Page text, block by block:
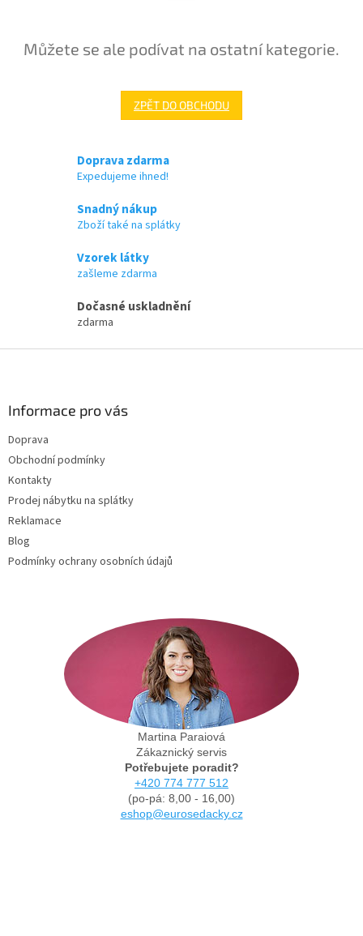
Můžete se ale podívat na ostatní kategorie.
ZPĚT DO OBCHODU
Doprava zdarma
Expedujeme ihned!
Snadný nákup
Zboží také na splátky
Vzorek látky
zašleme zdarma
Dočasné uskladnění
zdarma
Informace pro vás
Doprava
Obchodní podmínky
Kontakty
Prodej nábytku na splátky
Reklamace
Blog
Podmínky ochrany osobních údajů
Martina Paraiová
Zákaznický servis
Potřebujete poradit?
+420 774 777 512
(po-pá: 8,00 - 16,00)
eshop@eurosedacky.cz